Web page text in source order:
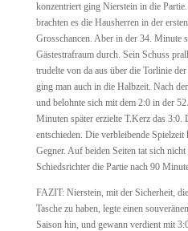
konzentriert ging Nierstein in die
brachten es die Hausherren in der
Grosschancen. Aber in der 34. Minute
Gästestrafraum durch. Sein Schuss
trudelte von da aus über die Torlinie
ging man auch in die Halbzeit. Nach
und belohnte sich mit dem 2:0 in der
Minuten später erzielte T.Kerz das 3:0.
entschieden. Die verbleibende
Gegner. Auf beiden Seiten tat sich
Schiedsrichter die Partie nach 90
FAZIT: Nierstein, mit der Sicherheit,
Tasche zu haben, legte einen
Saison hin, und gewann verdient mit